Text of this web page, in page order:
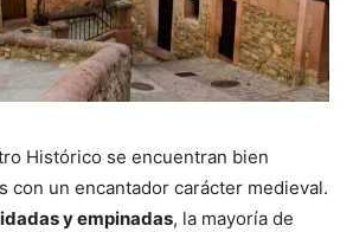
Histórico se encuentran bien
con un encantador carácter medieval.
y empinadas, la mayoría de